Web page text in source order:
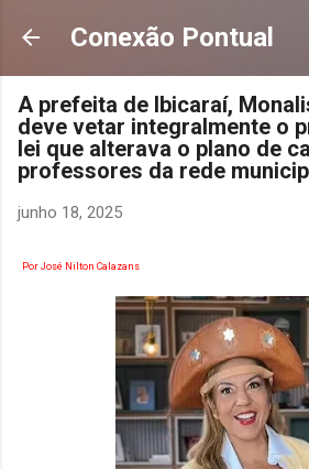
Pular para o conteúdo
Conexão Pontual
A prefeita de Ibicaraí,
deve vetar integralmente o
lei que alterava o plano de
professores da rede
junho 18, 2025
Por José Nilton Calazans